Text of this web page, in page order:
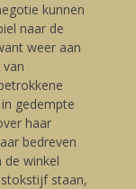
kunnen
naar de
weer aan
gedempte
haar
bedreven
de winkel
staan,